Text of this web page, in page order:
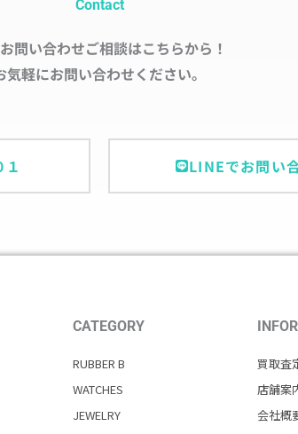
Contact
問い合わせご相談はこちらから！
気軽にお問い合わせください。
１ LINEでお問い
CATEGORY
RUBBER B
WATCHES
JEWELRY
買取査
店舗案
会社概